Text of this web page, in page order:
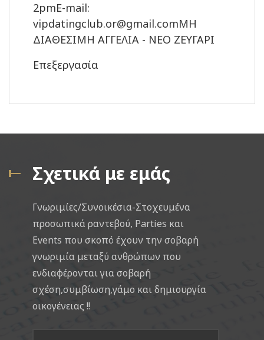
2pmE-mail:
vipdatingclub.or@gmail.comΜΗ
ΔΙΑΘΕΣΙΜΗ ΑΓΓΕΛΙΑ - ΝΕΟ ΖΕΥΓΑΡΙ
Επεξεργασία
Σχετικά με εμάς
Γνωριμίες/Συνοικέσια-Στοχευμένα
προσωπικά ραντεβού, Parties και
Events που σκοπό έχουν την σοβαρή
γνωριμία μεταξύ ανθρώπων που
ενδιαφέρονται για σοβαρή
σχέση,συμβίωση,γάμο και δημιουργία
οικογένειας !!